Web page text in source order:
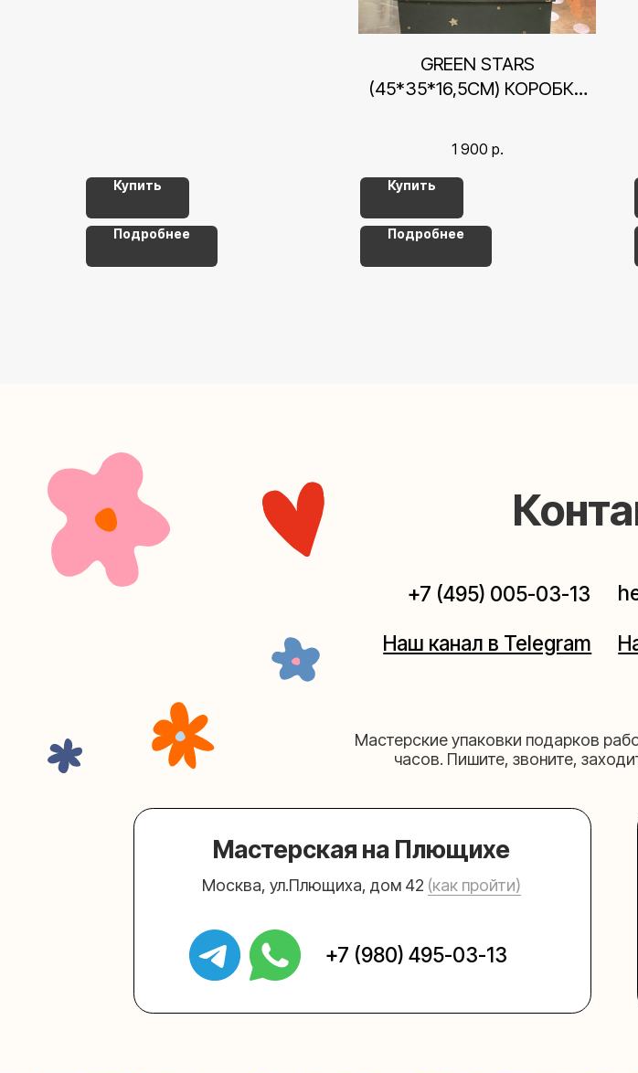
Купить
Подробнее
GREEN STARS
(45*35*16,5СМ) КОРОБКА
ДНО
1 900 р.
Купить
Подробнее
часов. Пишите, звоните, заходите —
Москва, ул.Плющиха, дом 42
Мастерская на Плющихе
+7 (980) 495-03-13